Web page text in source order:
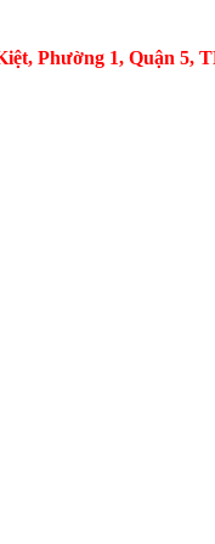
Phường 1, Quận 5,